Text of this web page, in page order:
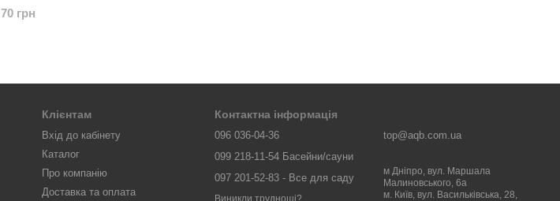
70 грн
Клієнтам
Вхід до кабінету
Каталог
Про компанію
Доставка та оплата
Контактна інформація
096 036-04-36
099 218-11-54 Басейни/сауни
097 201-52-83 - Все для саду
top@aqb.com.ua
м Дніпро, вул. Маршала
Малиновського, 6а
м. Київ, вул. Васильківська, 28,